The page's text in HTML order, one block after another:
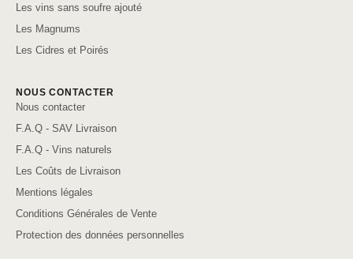
Les vins sans soufre ajouté
Les Magnums
Les Cidres et Poirés
NOUS CONTACTER
Nous contacter
F.A.Q - SAV Livraison
F.A.Q - Vins naturels
Les Coûts de Livraison
Mentions légales
Conditions Générales de Vente
Protection des données personnelles